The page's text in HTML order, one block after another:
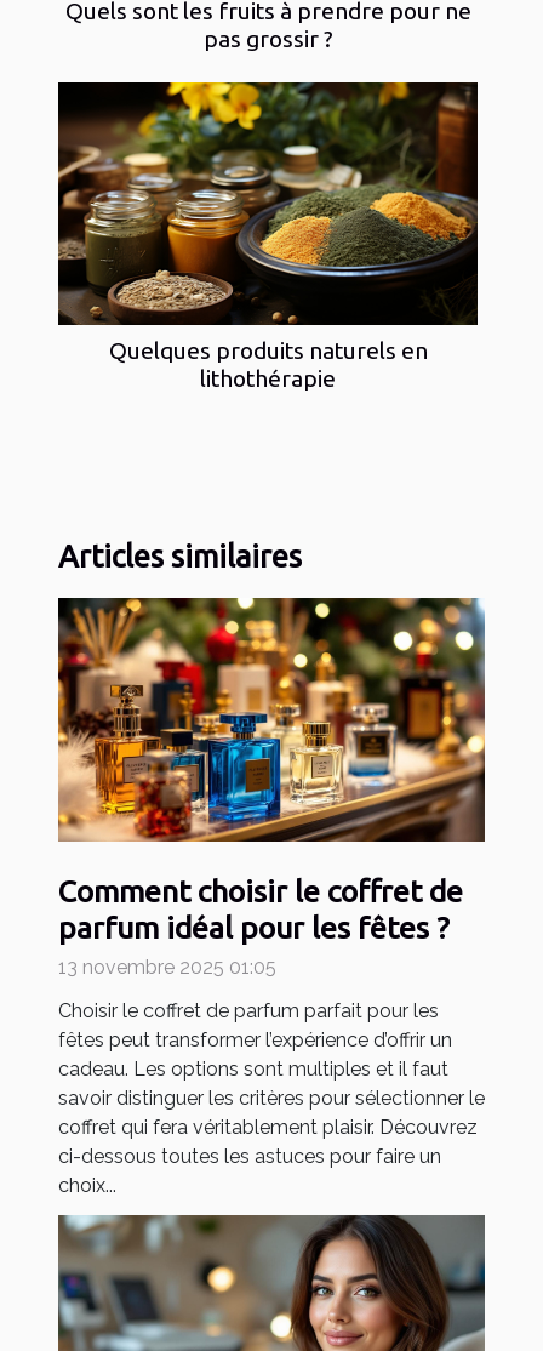
Quels sont les fruits à prendre pour ne
pas grossir ?
Quelques produits naturels en
lithothérapie
Articles similaires
Comment choisir le coffret de
parfum idéal pour les fêtes ?
13 novembre 2025 01:05
Choisir le coffret de parfum parfait pour les
fêtes peut transformer l’expérience d’offrir un
cadeau. Les options sont multiples et il faut
savoir distinguer les critères pour sélectionner le
coffret qui fera véritablement plaisir. Découvrez
ci-dessous toutes les astuces pour faire un
choix...